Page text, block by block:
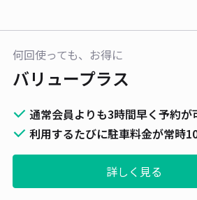
何回使っても、お得に
バリュープラス
通常会員よりも3時間早く予約が
利用するたびに駐車料金が常時
詳しく見る